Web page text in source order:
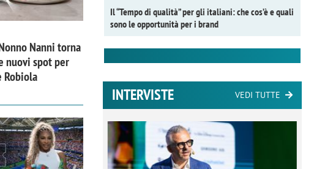
Nanni torna
nuovi spot per
Robiola
Il “Tempo di qualità” per gli italiani: che cos’è e quali
sono le opportunità per i brand
INTERVISTE VEDI TUTTE